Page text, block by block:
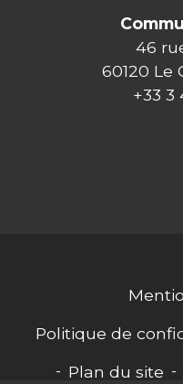
46
60120 Le
+33 3
Politique de
- Plan du site -